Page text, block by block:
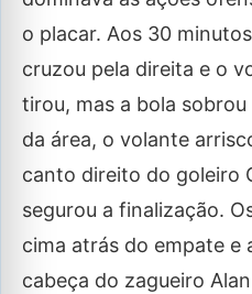
o placar. Aos 30
cruzou pela direita e o
tirou, mas a bola
da área, o volante
canto direito do goleiro
segurou a finalização.
cima atrás do empate e
cabeça do zagueiro